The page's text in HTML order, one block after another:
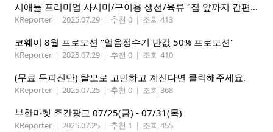
시애틀 프리미엄 사시미/구이용 생선/육류 "집 앞까지 간편하게" – 영오션닷컴
KReporter | 2025.07.29 | 추천 0 | 조회 413
코웨이 8월 프로모션 "얼음정수기 반값 50% 프로모션"
KReporter | 2025.07.29 | 추천 0 | 조회 410
(무료 두피진단) 탈모로 고민하고 계신다면 클릭해주세요.
KReporter | 2025.07.25 | 추천 0 | 조회 368
부한마켓 주간광고 07/25(금) - 07/31(목)
KReporter | 2025.07.25 | 추천 1 | 조회 455